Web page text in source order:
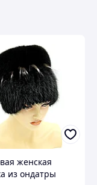
женская
из ондатры